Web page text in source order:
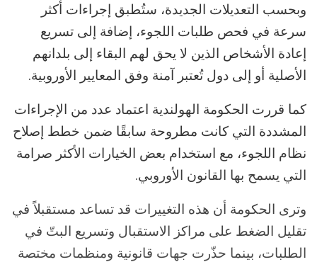
وبحسب التعديلات الجديدة، ستُطبق إجراءات أكثر
سرعة في فحص طلبات اللجوء، إضافة إلى تسريع
إعادة الأشخاص الذين لا يحق لهم البقاء إلى بلدانهم
الأصلية أو إلى دول تُعتبر آمنة وفق المعايير الأوروبية.
كما قررت الحكومة الهولندية اعتماد عدد من الإجراءات
المشددة التي كانت مطروحة سابقًا ضمن خطط إصلاح
نظام اللجوء، مع استخدام بعض الخيارات الأكثر صرامة
التي يسمح بها القانون الأوروبي.
وترى الحكومة أن هذه التغييرات قد تساعد مستقبلاً في
تقليل الضغط على مراكز الاستقبال وتسريع البتّ في
الطلبات، بينما حذّرت جهات قانونية ومنظمات مختصة